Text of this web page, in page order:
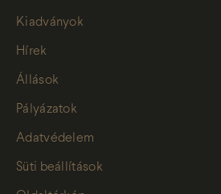
Kiadványok
Hírek
Állások
Pályázatok
Adatvédelem
Süti beállítások